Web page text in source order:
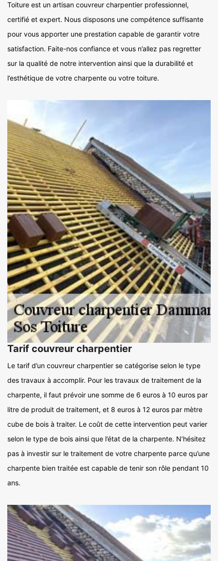
Toiture est un artisan couvreur charpentier professionnel,
certifié et expert. Nous disposons une compétence suffisante
pour vous apporter une prestation capable de garantir votre
satisfaction. Faite-nos confiance et vous n’allez pas regretter
sur la qualité de notre intervention ainsi que la durabilité et
l’esthétique de votre charpente ou votre toiture.
Tarif couvreur charpentier
Le tarif d’un couvreur charpentier se catégorise selon le type
des travaux à accomplir. Pour les travaux de traitement de la
charpente, il faut prévoir une somme de 6 euros à 10 euros par
litre de produit de traitement, et 8 euros à 12 euros par mètre
cube de bois à traiter. Le coût de cette intervention peut varier
selon le type de bois ainsi que l’état de la charpente. N’hésitez
pas à investir sur le traitement de votre charpente parce qu’une
charpente bien traitée est capable de tenir son rôle pendant 10
ans.